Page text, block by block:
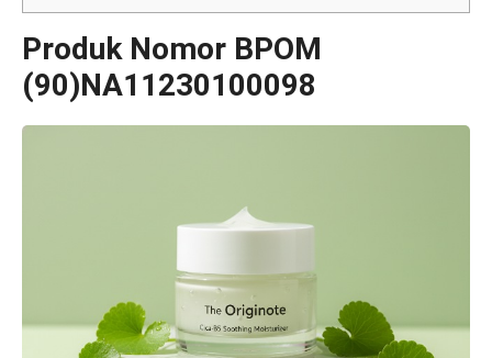
Produk Nomor BPOM
(90)NA11230100098